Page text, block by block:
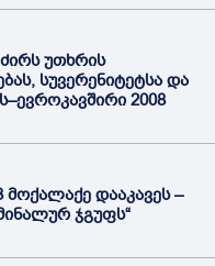
უთხრის
სუვერენიტეტსა და
2008
დააკავეს –
ჯგუფს“